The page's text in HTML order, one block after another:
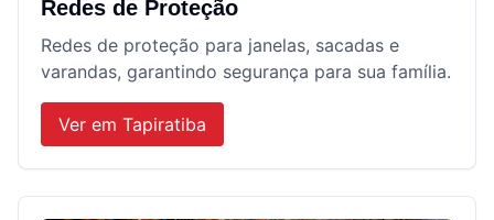
Redes de Proteção
Redes de proteção para janelas, sacadas e
varandas, garantindo segurança para sua família.
Ver em Tapiratiba